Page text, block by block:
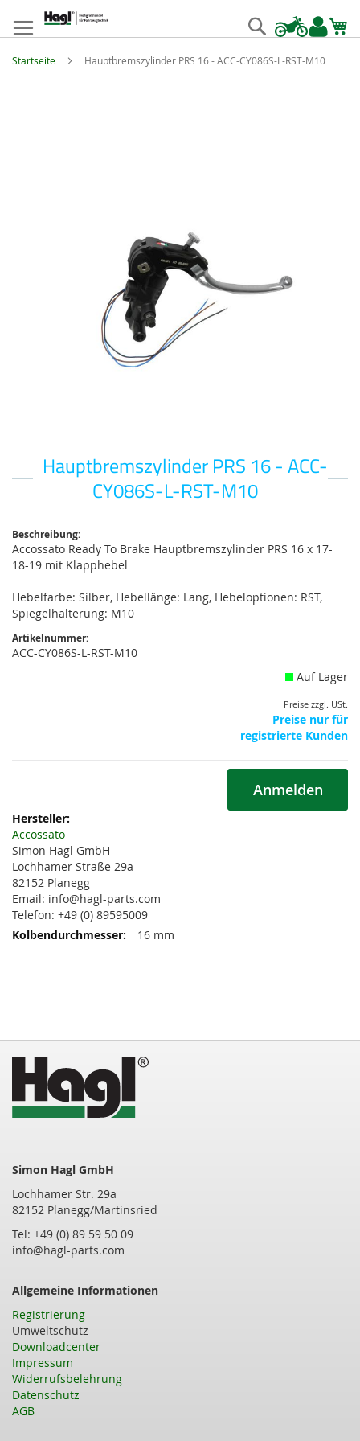
springen
Suche
Startseite Hauptbremszylinder PRS 16 - ACC-CY086S-L-RST-M10
Hauptbremszylinder PRS 16 - ACC-
CY086S-L-RST-M10
Anfang
Beschreibung:
Accossato Ready To Brake Hauptbremszylinder PRS 16 x 17-
18-19 mit Klapphebel
Hebelfarbe: Silber, Hebellänge: Lang, Hebeloptionen: RST,
Spiegelhalterung: M10
Artikelnummer:
ACC-CY086S-L-RST-M10
Auf Lager
Preise zzgl. USt.
Preise nur für
registrierte Kunden
Anmelden
Weitere
Informationen
Accossato
Simon Hagl GmbH
Lochhamer Straße 29a
82152 Planegg
Email: info@hagl-parts.com
Telefon: +49 (0) 89595009
16 mm
Simon Hagl GmbH
Lochhamer Str. 29a
82152 Planegg/Martinsried
Tel: +49 (0) 89 59 50 09
info@hagl-parts.com
Allgemeine Informationen
Registrierung
Umweltschutz
Downloadcenter
Impressum
Widerrufsbelehrung
Datenschutz
AGB